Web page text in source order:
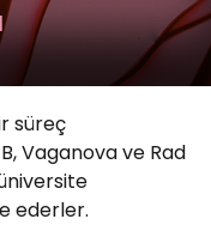
süreç
Vaganova ve Rad
ederler.